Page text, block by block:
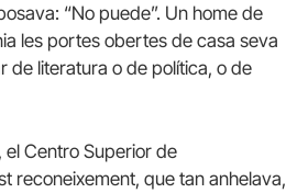
“No puede”. Un home de
les portes obertes de casa seva
de literatura o de política, o de
el Centro Superior de
reconeixement, que tan anhelava,